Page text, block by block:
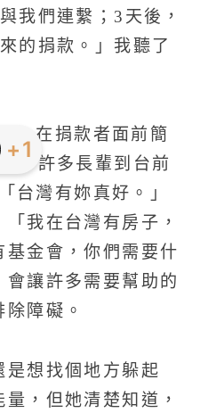
我們連繫；3天後，
的捐款。」我聽了
，在捐款者面前簡
，許多長輩到台前
台灣有妳真好。」
我在台灣有房子，
基金會，你們需要什
讓許多需要幫助的
障礙。
是想找個地方躲起
，但她清楚知道，
+1